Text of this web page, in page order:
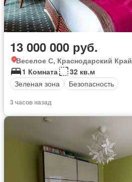
13 000 000 руб.
Веселое С, Краснодарский Край
1 Комната
32 кв.м
Зеленая зона
Безопасность
3 часов назад